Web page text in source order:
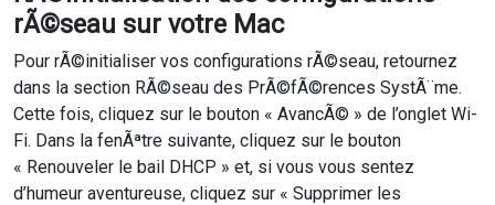
rÃ©seau sur votre Mac
Pour rÃ©initialiser vos configurations rÃ©seau, retournez
dans la section RÃ©seau des PrÃ©fÃ©rences SystÃ¨me.
Cette fois, cliquez sur le bouton « AvancÃ© » de l’onglet Wi-
Fi. Dans la fenÃªtre suivante, cliquez sur le bouton
« Renouveler le bail DHCP » et, si vous vous sentez
d’humeur aventureuse, cliquez sur « Supprimer les